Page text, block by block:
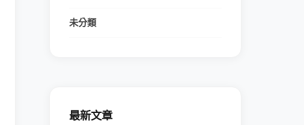
未分類
最新文章